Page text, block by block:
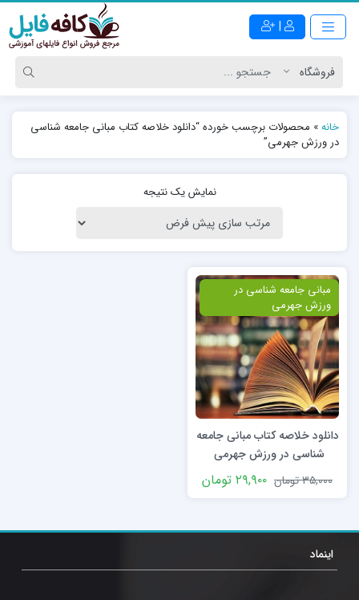
|
خانه» محصولات برچسب خورده “دانلود خلاصه کتاب مبانی جامعه شناسی
در ورزش جهرمی”
نمایش یک نتیجه
ویژه
مبانی جامعه شناسی در
ورزش جهرمی
دانلود خلاصه کتاب مبانی جامعه
شناسی در ورزش جهرمی
۳۵,۰۰۰تومان ۲۹,۹۰۰ تومان
اینماد